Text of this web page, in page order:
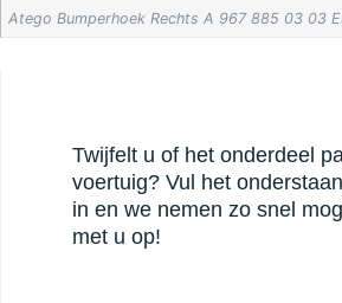
Atego Bumperhoek Rechts A 967 885 03 03
Twijfelt u of het onderdeel
voertuig? Vul het
in en we nemen zo snel
met u op!